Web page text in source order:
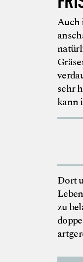
Auch
sehr
kann
Dort
zu